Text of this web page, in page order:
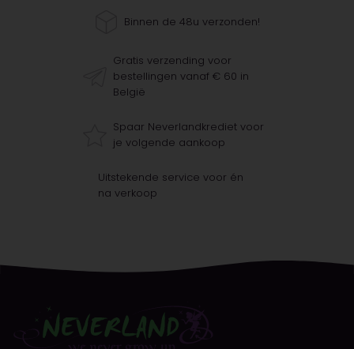
Binnen de 48u verzonden!
Gratis verzending voor
bestellingen vanaf € 60 in
België
Spaar Neverlandkrediet voor
je volgende aankoop
Uitstekende service voor én
na verkoop